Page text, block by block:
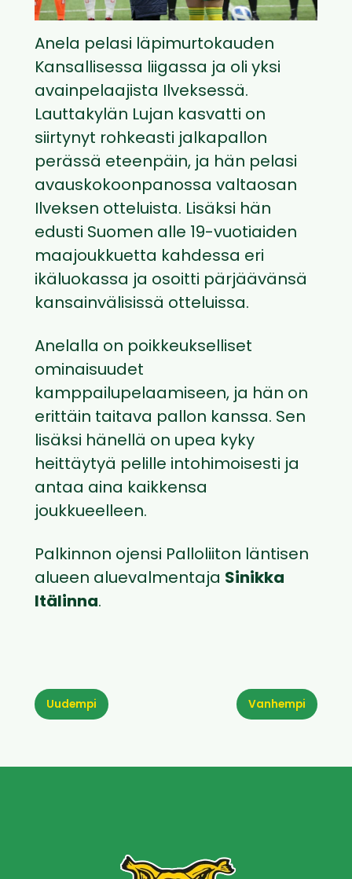
Anela pelasi läpimurtokauden
Kansallisessa liigassa ja oli yksi
avainpelaajista Ilveksessä.
Lauttakylän Lujan kasvatti on
siirtynyt rohkeasti jalkapallon
perässä eteenpäin, ja hän pelasi
avauskokoonpanossa valtaosan
Ilveksen otteluista. Lisäksi hän
edusti Suomen alle 19-vuotiaiden
maajoukkuetta kahdessa eri
ikäluokassa ja osoitti pärjäävänsä
kansainvälisissä otteluissa.
Anelalla on poikkeukselliset
ominaisuudet
kamppailupelaamiseen, ja hän on
erittäin taitava pallon kanssa. Sen
lisäksi hänellä on upea kyky
heittäytyä pelille intohimoisesti ja
antaa aina kaikkensa
joukkueelleen.
Palkinnon ojensi Palloliiton läntisen
alueen aluevalmentaja Sinikka
Itälinna.
Vanhempi
Uudempi